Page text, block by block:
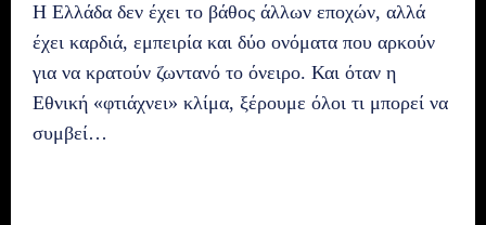
Η Ελλάδα δεν έχει το βάθος άλλων εποχών, αλλά
έχει καρδιά, εμπειρία και δύο ονόματα που αρκούν
για να κρατούν ζωντανό το όνειρο. Και όταν η
Εθνική «φτιάχνει» κλίμα, ξέρουμε όλοι τι μπορεί να
συμβεί…